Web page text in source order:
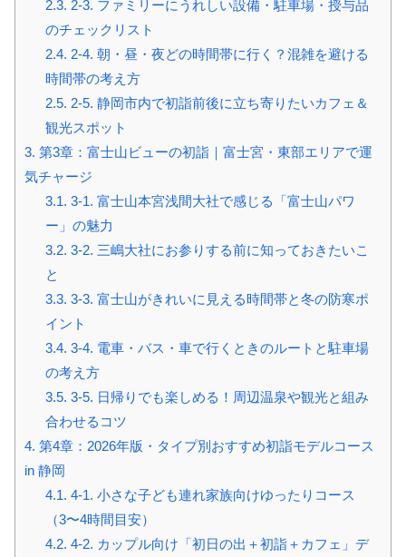
2.3. 2-3. ファミリーにうれしい設備・駐車場・授与品
のチェックリスト
2.4. 2-4. 朝・昼・夜どの時間帯に行く？混雑を避ける
時間帯の考え方
2.5. 2-5. 静岡市内で初詣前後に立ち寄りたいカフェ＆
観光スポット
3. 第3章：富士山ビューの初詣｜富士宮・東部エリアで運
気チャージ
3.1. 3-1. 富士山本宮浅間大社で感じる「富士山パワ
ー」の魅力
3.2. 3-2. 三嶋大社にお参りする前に知っておきたいこ
と
3.3. 3-3. 富士山がきれいに見える時間帯と冬の防寒ポ
イント
3.4. 3-4. 電車・バス・車で行くときのルートと駐車場
の考え方
3.5. 3-5. 日帰りでも楽しめる！周辺温泉や観光と組み
合わせるコツ
4. 第4章：2026年版・タイプ別おすすめ初詣モデルコース
in 静岡
4.1. 4-1. 小さな子ども連れ家族向けゆったりコース
（3〜4時間目安）
4.2. 4-2. カップル向け「初日の出＋初詣＋カフェ」デ